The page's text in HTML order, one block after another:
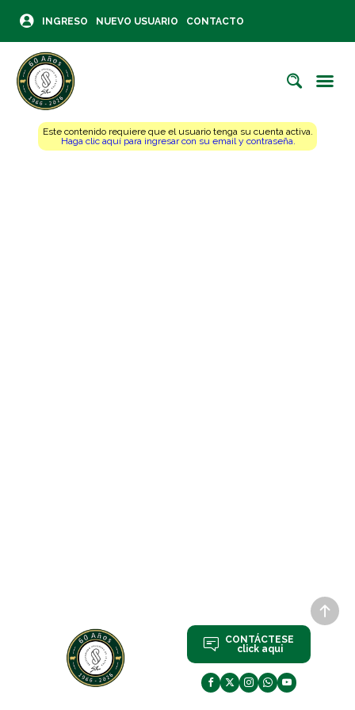
INGRESO NUEVO USUARIO CONTACTO
Este contenido requiere que el usuario tenga su cuenta activa.
Haga clic aquí para ingresar con su email y contraseña.
CONTÁCTESE
click aqui